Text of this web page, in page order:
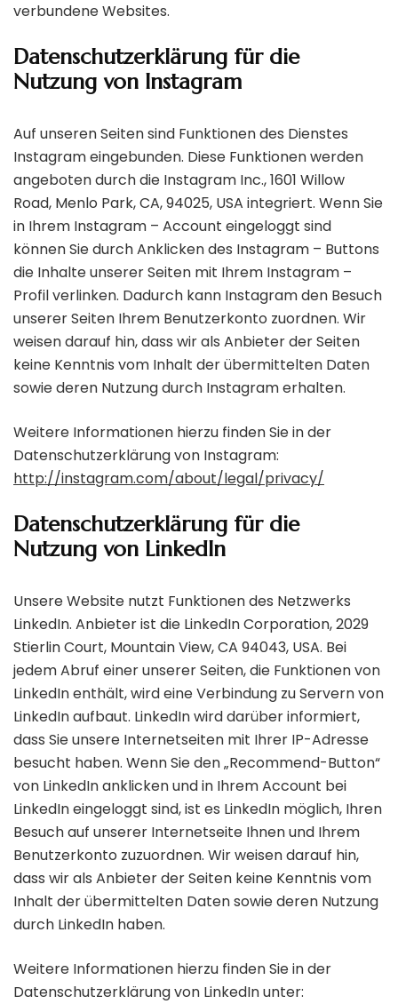
verbundene Websites.
Datenschutzerklärung für die
Nutzung von Instagram
Auf unseren Seiten sind Funktionen des Dienstes
Instagram eingebunden. Diese Funktionen werden
angeboten durch die Instagram Inc., 1601 Willow
Road, Menlo Park, CA, 94025, USA integriert. Wenn Sie
in Ihrem Instagram – Account eingeloggt sind
können Sie durch Anklicken des Instagram – Buttons
die Inhalte unserer Seiten mit Ihrem Instagram –
Profil verlinken. Dadurch kann Instagram den Besuch
unserer Seiten Ihrem Benutzerkonto zuordnen. Wir
weisen darauf hin, dass wir als Anbieter der Seiten
keine Kenntnis vom Inhalt der übermittelten Daten
sowie deren Nutzung durch Instagram erhalten.
Weitere Informationen hierzu finden Sie in der
Datenschutzerklärung von Instagram:
http://instagram.com/about/legal/privacy/
Datenschutzerklärung für die
Nutzung von LinkedIn
Unsere Website nutzt Funktionen des Netzwerks
LinkedIn. Anbieter ist die LinkedIn Corporation, 2029
Stierlin Court, Mountain View, CA 94043, USA. Bei
jedem Abruf einer unserer Seiten, die Funktionen von
LinkedIn enthält, wird eine Verbindung zu Servern von
LinkedIn aufbaut. LinkedIn wird darüber informiert,
dass Sie unsere Internetseiten mit Ihrer IP-Adresse
besucht haben. Wenn Sie den „Recommend-Button“
von LinkedIn anklicken und in Ihrem Account bei
LinkedIn eingeloggt sind, ist es LinkedIn möglich, Ihren
Besuch auf unserer Internetseite Ihnen und Ihrem
Benutzerkonto zuzuordnen. Wir weisen darauf hin,
dass wir als Anbieter der Seiten keine Kenntnis vom
Inhalt der übermittelten Daten sowie deren Nutzung
durch LinkedIn haben.
Weitere Informationen hierzu finden Sie in der
Datenschutzerklärung von LinkedIn unter: